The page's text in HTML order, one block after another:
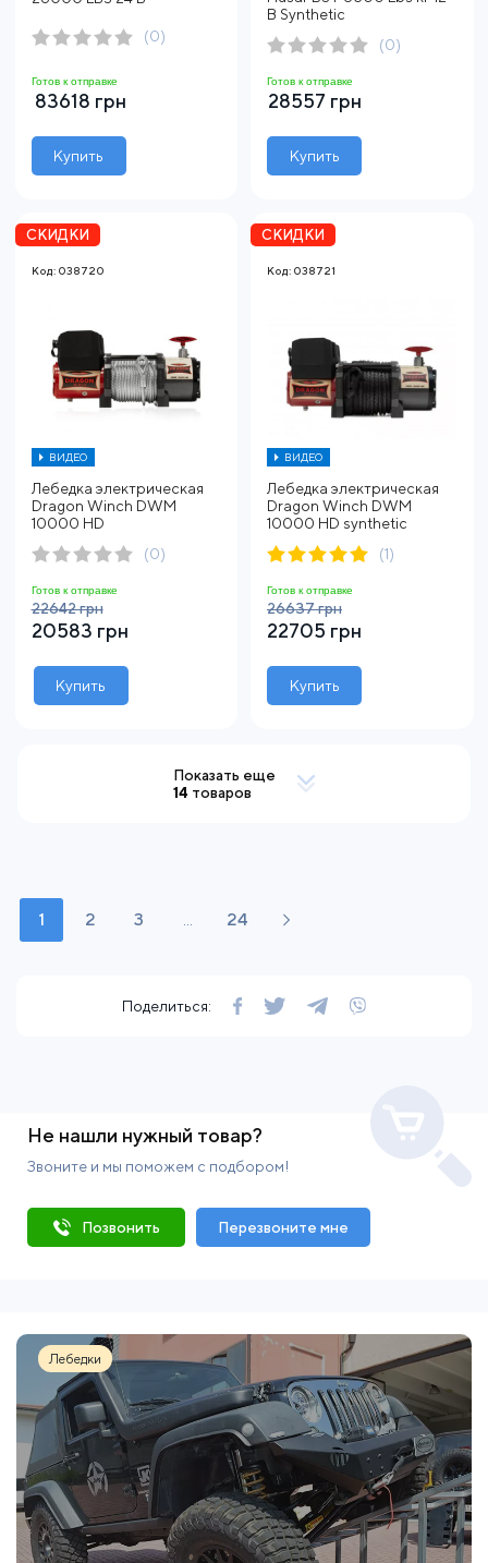
(0)
Готов к отправке
83618 грн
Купить
В Synthetic
(0)
Готов к отправке
28557 грн
Купить
СКИДКИ
Код: 038720
ВИДЕО
Лебедка электрическая
Dragon Winch DWM
10000 HD
(0)
Готов к отправке
20583 грн
22642 грн
Купить
СКИДКИ
Код: 038721
ВИДЕО
Лебедка электрическая
Dragon Winch DWM
10000 HD synthetic
(1)
Готов к отправке
22705 грн
26637 грн
Купить
Показать еще
14 товаров
1 2 3 ... 24
Поделиться:
Не нашли нужный товар?
Звоните и мы поможем с подбором!
Позвонить Перезвоните мне
Лебедки